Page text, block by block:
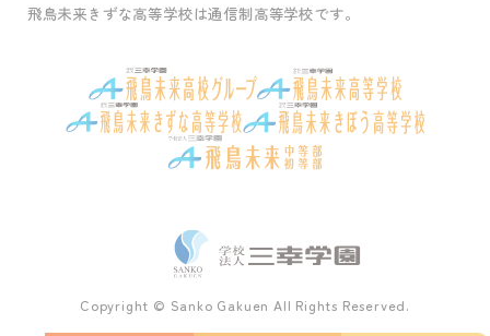
飛鳥未来きずな高等学校は通信制高等学校です。
Copyright © Sanko Gakuen All Rights Reserved.